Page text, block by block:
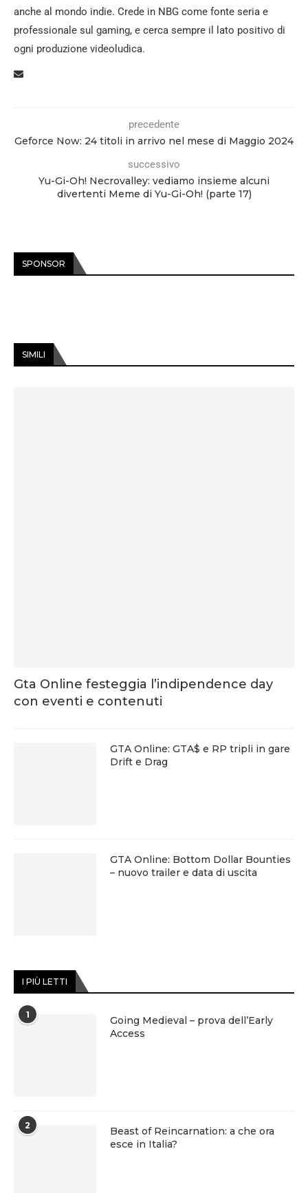
anche al mondo indie. Crede in NBG come fonte seria e
professionale sul gaming, e cerca sempre il lato positivo di
ogni produzione videoludica.
precedente
Geforce Now: 24 titoli in arrivo nel mese di Maggio 2024
successivo
Yu-Gi-Oh! Necrovalley: vediamo insieme alcuni
divertenti Meme di Yu-Gi-Oh! (parte 17)
SPONSOR
SIMILI
Gta Online festeggia l’indipendence day
con eventi e contenuti
GTA Online: GTA$ e RP tripli in gare
Drift e Drag
GTA Online: Bottom Dollar Bounties
– nuovo trailer e data di uscita
I PIÙ LETTI
1
Going Medieval – prova dell’Early
Access
2
Beast of Reincarnation: a che ora
esce in Italia?